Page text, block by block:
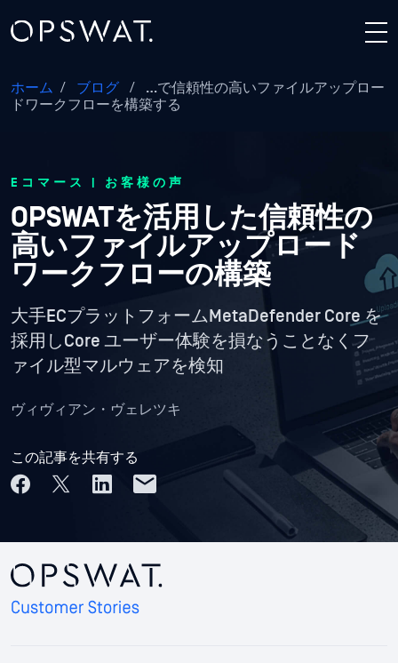
ホーム / ブログ /
…で信頼性の高いファイルアップロー
ドワークフローを構築する
Eコマース | お客様の声
OPSWATを活用した信頼性の
高いファイルアップロード
ワークフローの構築
大手ECプラットフォームMetaDefender Core を
採用しCore ユーザー体験を損なうことなくフ
ァイル型マルウェアを検知
ヴィヴィアン・ヴェレツキ
この記事を共有する